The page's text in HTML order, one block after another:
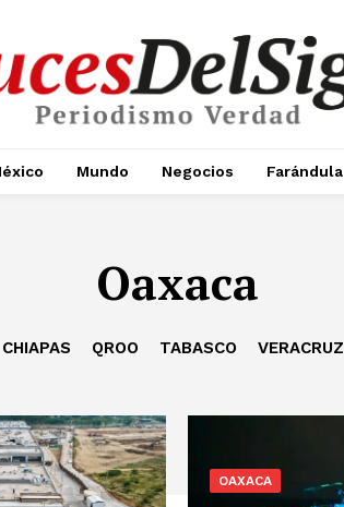
Mundo Negocios Farándula
Oaxaca
CHIAPAS QROO TABASCO VERACRUZ
OAXACA